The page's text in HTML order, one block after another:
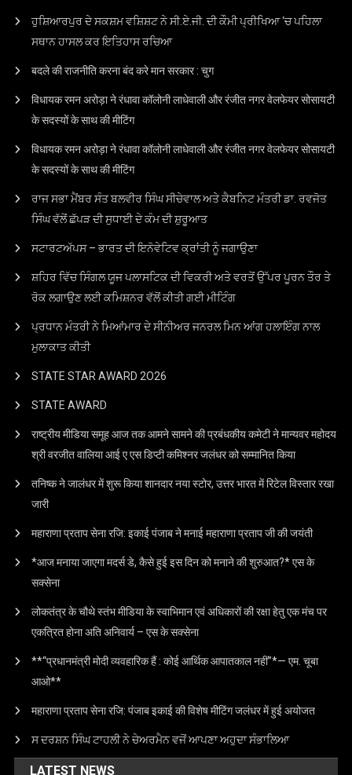
ਹੁਸ਼ਿਆਰਪੁਰ ਦੇ ਸਕਸ਼ਮ ਵਸ਼ਿਸ਼ਟ ਨੇ ਸੀ.ਏ.ਜੀ. ਦੀ ਕੌਮੀ ਪ੍ਰੀਖਿਆ ‘ਚ ਪਹਿਲਾ
ਸਥਾਨ ਹਾਸਲ ਕਰ ਇਤਿਹਾਸ ਰਚਿਆ
बदले की राजनीति करना बंद करे मान सरकार : चुग
विधायक रमन अरोड़ा ने रंधावा कॉलोनी लाधेवाली और रंजीत नगर वेलफेयर सोसायटी
के सदस्यों के साथ की मीटिंग
विधायक रमन अरोड़ा ने रंधावा कॉलोनी लाधेवाली और रंजीत नगर वेलफेयर सोसायटी
के सदस्यों के साथ की मीटिंग
ਰਾਜ ਸਭਾ ਮੈਂਬਰ ਸੰਤ ਬਲਵੀਰ ਸਿੰਘ ਸੀਚੇਵਾਲ ਅਤੇ ਕੈਬਨਿਟ ਮੰਤਰੀ ਡਾ. ਰਵਜੋਤ
ਸਿੰਘ ਵੱਲੋਂ ਛੱਪੜ ਦੀ ਸੁਧਾਈ ਦੇ ਕੰਮ ਦੀ ਸ਼ੁਰੂਆਤ
ਸਟਾਰਟਅੱਪਸ – ਭਾਰਤ ਦੀ ਇਨੋਵੇਟਿਵ ਕ੍ਰਾਂਤੀ ਨੂੰ ਜਗਾਉਣਾ
ਸ਼ਹਿਰ ਵਿੱਚ ਸਿੰਗਲ ਯੂਜ ਪਲਾਸਟਿਕ ਦੀ ਵਿਕਰੀ ਅਤੇ ਵਰਤੋਂ ਉੱਪਰ ਪੂਰਨ ਤੌਰ ਤੇ
ਰੋਕ ਲਗਾਉਣ ਲਈ ਕਮਿਸ਼ਨਰ ਵੱਲੋਂ ਕੀਤੀ ਗਈ ਮੀਟਿੰਗ
ਪ੍ਰਧਾਨ ਮੰਤਰੀ ਨੇ ਮਿਆਂਮਾਰ ਦੇ ਸੀਨੀਅਰ ਜਨਰਲ ਮਿਨ ਆਂਗ ਹਲਾਇੰਗ ਨਾਲ
ਮੁਲਾਕਾਤ ਕੀਤੀ
STATE STAR AWARD 2O26
STATE AWARD
राष्ट्रीय मीडिया समूह आज तक आमने सामने की प्रबंधकीय कमेटी ने मान्यवर महोदय
श्री वरजीत वालिया आई ए एस डिप्टी कमिश्नर जलंधर को सम्मानित किया
तनिष्क ने जालंधर में शुरू किया शानदार नया स्टोर, उत्तर भारत में रिटेल विस्तार रखा
जारी
महाराणा प्रताप सेना रजि: इकाई पंजाब ने मनाई महाराणा प्रताप जी की जयंती
*आज मनाया जाएगा मदर्स डे, कैसे हुई इस दिन को मनाने की शुरुआत?* एस के
सक्सेना
लोकतंत्र के चौथे स्तंभ मीडिया के स्वाभिमान एवं अधिकारों की रक्षा हेतु एक मंच पर
एकत्रित होना अति अनिवार्य – एस के सक्सेना
**“प्रधानमंत्री मोदी व्यवहारिक हैं : कोई आर्थिक आपातकाल नहीं”*— एम. चूबा
आओ**
महाराणा प्रताप सेना रजि: पंजाब इकाई की विशेष मीटिंग जलंधर में हुई अयोजत
ਸ ਦਰਸ਼ਨ ਸਿੰਘ ਟਾਹਲੀ ਨੇ ਚੇਅਰਮੈਨ ਵਜੋਂ ਆਪਣਾ ਅਹੁਦਾ ਸੰਭਾਲਿਆ
LATEST NEWS